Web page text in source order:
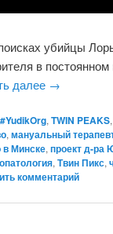
убийцы
в
далее →
#YudikOrg, TWIN PEAKS,
, мануальный
в Минске, проект д-ра
, Твин Пикс,
комментарий